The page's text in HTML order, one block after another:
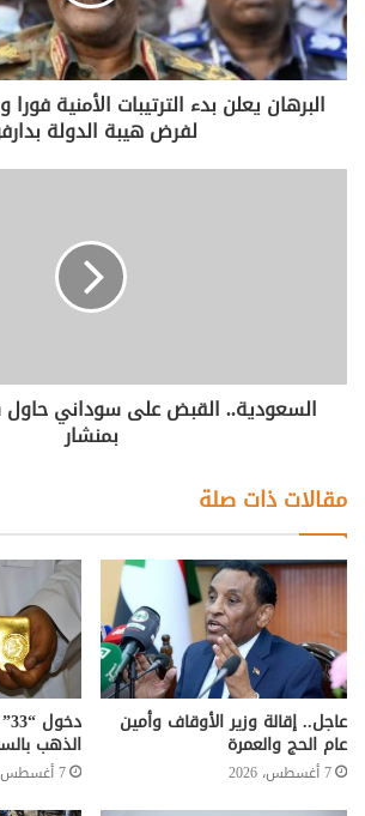
البرهان يعلن بدء الترتيبات الأمنية
لفرض هيبة الدولة
السعودية.. القبض على سوداني
بمنشار
مقالات ذات صلة
عاجل.. إقالة وزير الأوقاف وأمين
عام الحج والعمرة
7 أغسطس، 2026
الذهب
7 أغسطس، 2026